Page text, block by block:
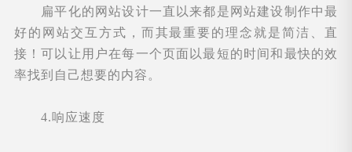
扁平化的网站设计一直以来都是网站建设制作中最
好的网站交互方式，而其最重要的理念就是简洁、直
接！可以让用户在每一个页面以最短的时间和最快的效
率找到自己想要的内容。
4.响应速度